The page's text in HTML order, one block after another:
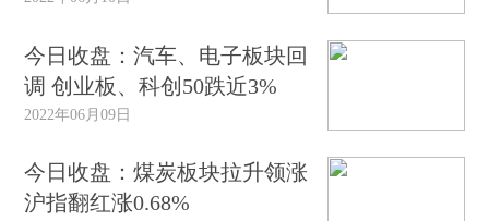
今日收盘：汽车、电子板块回
调 创业板、科创50跌近3%
2022年06月09日
今日收盘：煤炭板块拉升领涨
沪指翻红涨0.68%